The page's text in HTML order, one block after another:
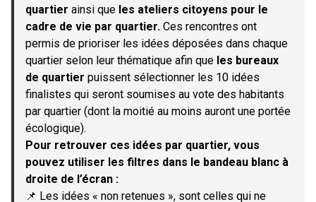
quartier ainsi que les ateliers citoyens pour le
cadre de vie par quartier. Ces rencontres ont
permis de prioriser les idées déposées dans chaque
quartier selon leur thématique afin que les bureaux
de quartier puissent sélectionner les 10 idées
finalistes qui seront soumises au vote des habitants
par quartier (dont la moitié au moins auront une portée
écologique).
Pour retrouver ces idées par quartier, vous
pouvez utiliser les filtres dans le bandeau blanc à
droite de l’écran :
📌 Les idées « non retenues », sont celles qui ne